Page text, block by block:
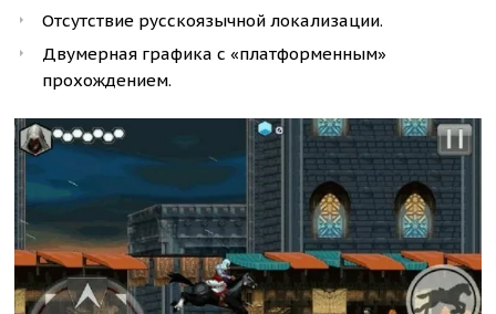
Отсутствие русскоязычной локализации.
Двумерная графика с «платформенным»
прохождением.